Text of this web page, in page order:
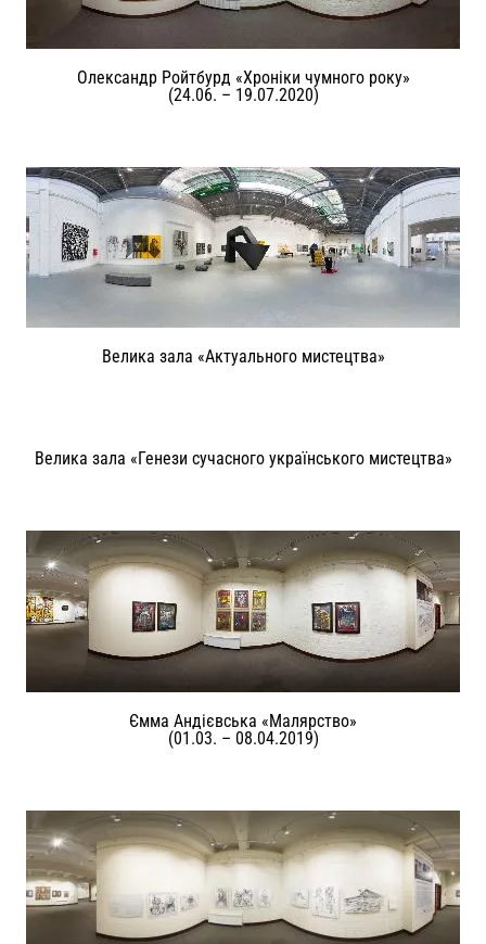
Олександр Ройтбурд «Хроніки чумного року»
(24.06. – 19.07.2020)
Велика зала «Актуального мистецтва»
Велика зала «Генези сучасного українського мистецтва»
Ємма Андієвська «Малярство»
(01.03. – 08.04.2019)